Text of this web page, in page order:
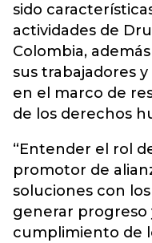
sido
actividades de
Colombia,
sus trabajadores
en el marco de
de los derechos
“Entender el rol
promotor de
soluciones con
generar progreso
cumplimiento de